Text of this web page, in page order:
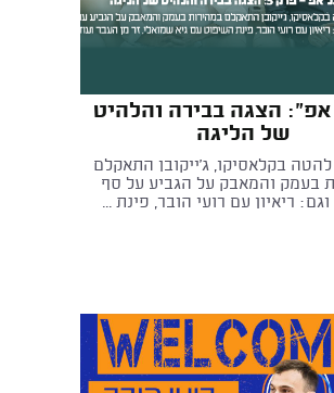
הצגה בבירה והלהיט
של הליגה
להטה בקלאסיקו, ג'ייקובן התאקלם
בעמק והמאבק על הגביע על סף
ריאיון עם רועי הובר, פינת ...